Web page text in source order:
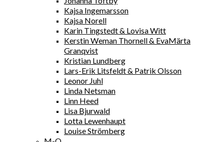
Kajsa Ingemarsson
Kajsa Norell
Karin Tingstedt & Lovisa Witt
Kerstin Weman Thornell & EvaMärta
Granqvist
Kristian Lundberg
Lars-Erik Litsfeldt & Patrik Olsson
Leonor Juhl
Linda Netsman
Linn Heed
Lisa Bjurwald
Lotta Lewenhaupt
Louise Strömberg